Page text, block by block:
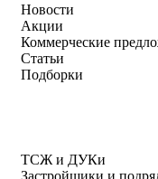
Новости
Акции
Коммерческие
Статьи
Подборки
ТСЖ и ДУКи
Застройщики и